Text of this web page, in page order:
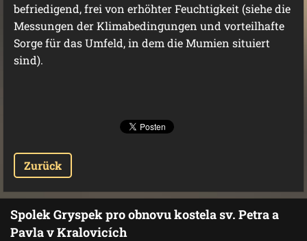
befriedigend, frei von erhöhter Feuchtigkeit (siehe die
Messungen der Klimabedingungen und vorteilhafte
Sorge für das Umfeld, in dem die Mumien situiert
sind).
Zurück
Spolek Gryspek pro obnovu kostela sv. Petra a
Pavla v Kralovicích